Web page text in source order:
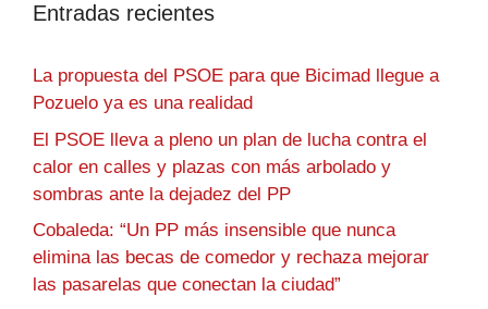
Entradas recientes
La propuesta del PSOE para que Bicimad llegue a
Pozuelo ya es una realidad
El PSOE lleva a pleno un plan de lucha contra el
calor en calles y plazas con más arbolado y
sombras ante la dejadez del PP
Cobaleda: “Un PP más insensible que nunca
elimina las becas de comedor y rechaza mejorar
las pasarelas que conectan la ciudad”